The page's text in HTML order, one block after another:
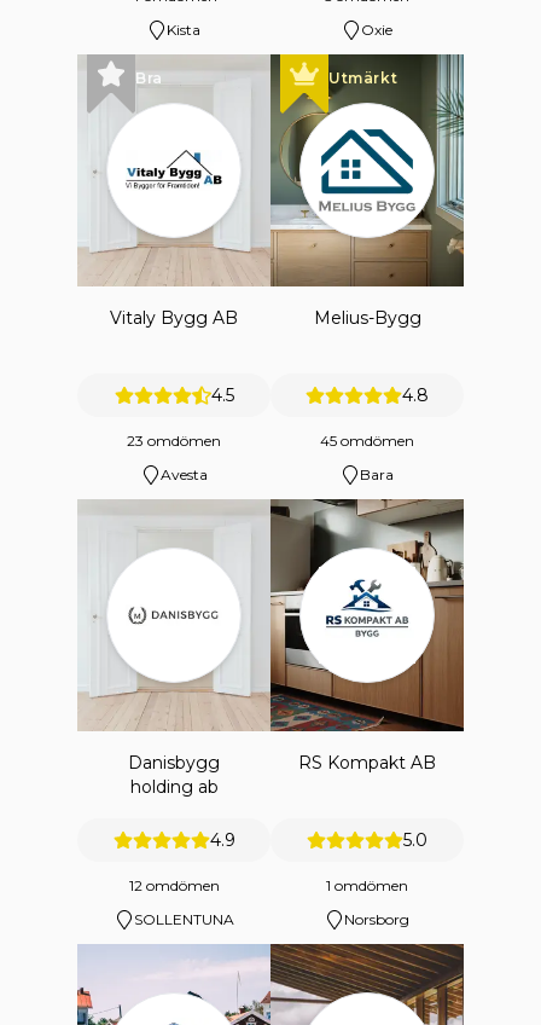
Kista
Oxie
Bra
Vitaly Bygg AB
4.5
23 omdömen
Avesta
Utmärkt
Melius-Bygg
4.8
45 omdömen
Bara
Danisbygg
holding ab
4.9
12 omdömen
SOLLENTUNA
RS Kompakt AB
5.0
1 omdömen
Norsborg